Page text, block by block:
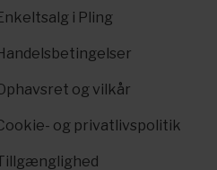
i Pling
og vilkår
og privatlivspolitik